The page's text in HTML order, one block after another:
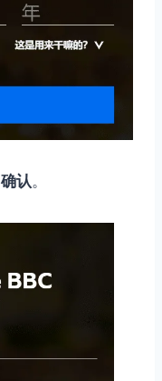
确认 。